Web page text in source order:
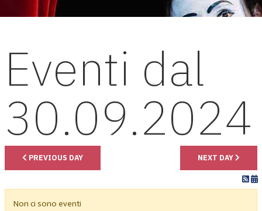
Eventi dal
30.09.2024
PREVIOUS DAY NEXT DAY
Non ci sono eventi